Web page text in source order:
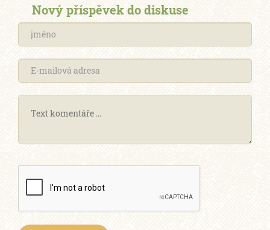
Nový příspěvek do diskuse